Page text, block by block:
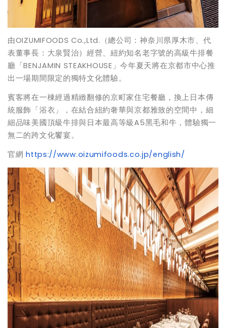
由OIZUMIFOODS Co.,Ltd.（總公司：神奈川県厚木市、代
表董事長：大泉賢治）經營、紐約知名老字號的高級牛排餐
廳「BENJAMIN STEAKHOUSE」今年夏天將在京都市中心推
出一場期間限定的獨特文化體驗。
賓客將在一棟經過精緻翻修的京町家住宅餐廳，換上日本傳
統服飾「浴衣」，在結合紐約奢華與京都雅致的空間中，細
細品味美國頂級牛排與日本最高等級A5黑毛和牛，體驗獨一
無二的跨文化饗宴。
官網https://www.oizumifoods.co.jp/english/